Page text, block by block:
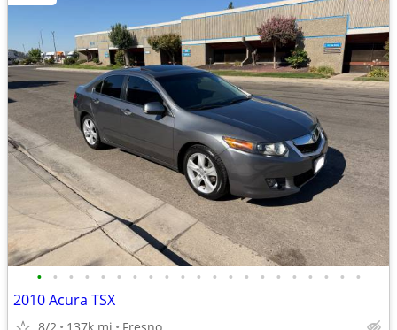
• • • • • • • • • • • • • • • • • • • • •
2010 Acura TSX